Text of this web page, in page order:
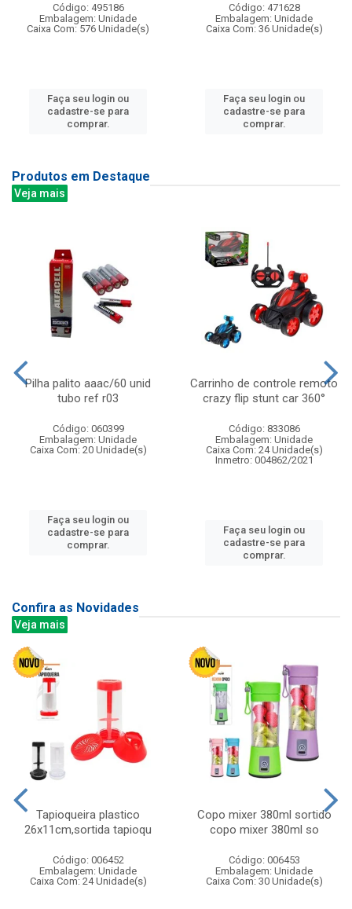
Código: 495186
Embalagem: Unidade
Caixa Com: 576 Unidade(s)
Faça seu login ou
cadastre-se para
comprar.
Código: 471628
Embalagem: Unidade
Caixa Com: 36 Unidade(s)
Faça seu login ou
cadastre-se para
comprar.
Produtos em Destaque
Veja mais
Pilha palito aaac/60 unid
tubo ref r03
Código: 060399
Embalagem: Unidade
Caixa Com: 20 Unidade(s)
Faça seu login ou
cadastre-se para
comprar.
Carrinho de controle remoto
crazy flip stunt car 360°
Código: 833086
Embalagem: Unidade
Caixa Com: 24 Unidade(s)
Inmetro: 004862/2021
Faça seu login ou
cadastre-se para
comprar.
Confira as Novidades
Veja mais
Tapioqueira plastico
26x11cm,sortida tapioqu
Código: 006452
Embalagem: Unidade
Caixa Com: 24 Unidade(s)
Copo mixer 380ml sortido
copo mixer 380ml so
Código: 006453
Embalagem: Unidade
Caixa Com: 30 Unidade(s)